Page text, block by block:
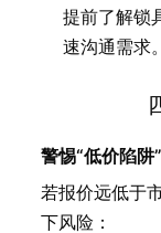
提前了解锁
速沟通需求。
警惕“低价陷阱”
若报价远低于
下风险：